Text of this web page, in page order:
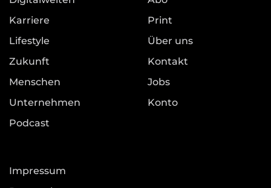
Karriere
Lifestyle
Zukunft
Menschen
Unternehmen
Podcast
Print
Über uns
Kontakt
Jobs
Konto
Impressum